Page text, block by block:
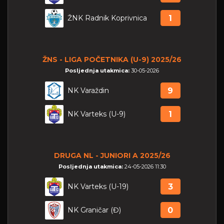
ŽNK Radnik Koprivnica 1
ŽNS - LIGA POČETNIKA (U-9) 2025/26
Posljednja utakmica: 30-05-2026
NK Varaždin 9
NK Varteks (U-9) 1
DRUGA NL - JUNIORI A 2025/26
Posljednja utakmica: 24-05-2026 11:30
NK Varteks (U-19) 3
NK Graničar (Đ) 0